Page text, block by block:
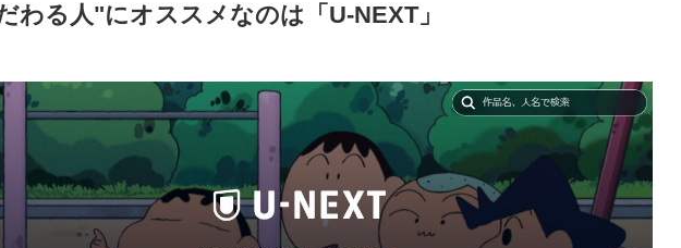
わる人"にオススメなのは「U-NEXT」